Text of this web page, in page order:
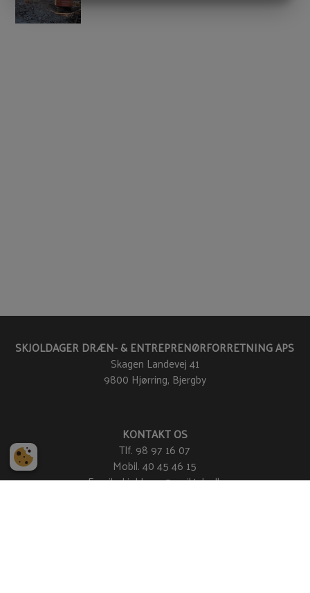
SKJOLDAGER DRÆN- & ENTREPRENØRFORRETNING APS
Skagen Landevej 41
9800 Hjørring, Bjergby
KONTAKT OS
Tlf. 98 97 16 07
Mobil.40 45 46 15
Email:skjoldager@mail.tele.dk
MARKETING